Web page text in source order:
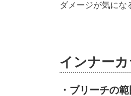
ダメージが気にな
インナー
・ブリーチの